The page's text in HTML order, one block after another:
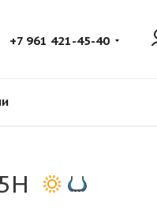
+7 961 421-45-40